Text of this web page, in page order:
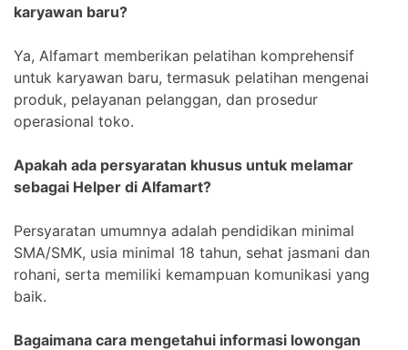
karyawan baru?
Ya, Alfamart memberikan pelatihan komprehensif
untuk karyawan baru, termasuk pelatihan mengenai
produk, pelayanan pelanggan, dan prosedur
operasional toko.
Apakah ada persyaratan khusus untuk melamar
sebagai Helper di Alfamart?
Persyaratan umumnya adalah pendidikan minimal
SMA/SMK, usia minimal 18 tahun, sehat jasmani dan
rohani, serta memiliki kemampuan komunikasi yang
baik.
Bagaimana cara mengetahui informasi lowongan